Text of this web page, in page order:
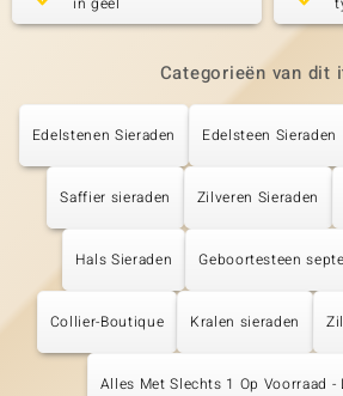
Categorieën van dit
Edelstenen Sieraden Edelsteen Sieraden
Saffier sieraden Zilveren Sieraden
Hals Sieraden Geboortesteen
Collier-Boutique Kralen sieraden
Alles Met Slechts 1 Op Voorraad -